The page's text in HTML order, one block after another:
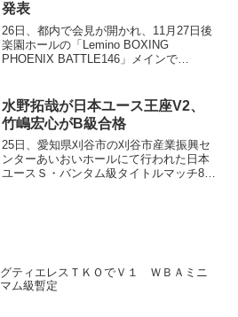
発表
26日、都内で会見が開かれ、11月27日後
楽園ホールの「Lemino BOXING
PHOENIX BATTLE146」メインで
屋）－緑川創（EBISU K's BOX...
水野拓哉が日本ユース王座V2、
竹嶋宏心がB級合格
25日、愛知県刈谷市の刈谷市産業振興セ
ンターあいおいホールにて行われた日本
ユースＳ・バンタム級タイトルマッチ8回
グティエレスＴＫＯでＶ１ ＷＢＡミニ
マム級暫定